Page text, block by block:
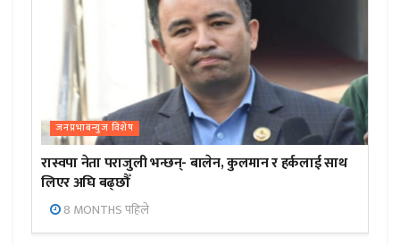
जनप्रभाबन्युज विशेष
रास्वपा नेता पराजुली भन्छन्- बालेन, कुलमान र हर्कलाई साथ
लिएर अघि बढ्छौँ
8 MONTHS पहिले